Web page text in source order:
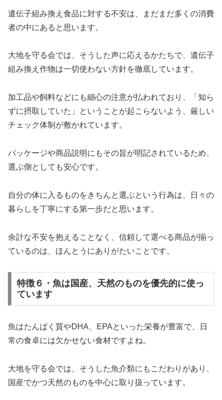
遺伝子組み換え食品に対する不安は、まだまだ多くの消費
者の中にあると思います。
大地を守る会では、そうした声に応えるかたちで、遺伝子
組み換え作物は一切使わない方針を徹底しています。
加工品や飼料などにも細心の注意が払われており、「知ら
ずに摂取していた」ということが起こらないよう、厳しい
チェック体制が敷かれています。
パッケージや商品説明にもその旨が明記されているため、
選ぶ側としても安心です。
自分の体に入るものをきちんと選ぶという行為は、日々の
暮らしを丁寧にする第一歩だと思います。
余計な不安を抱えることなく、信頼して選べる商品が揃っ
ているのは、ほんとうにありがたいことです。
特徴６・魚は国産、天然のものを優先的に使っ
ています
魚はたんぱく質やDHA、EPAといった栄養が豊富で、日
常の食卓には欠かせない食材ですよね。
大地を守る会では、そうした魚介類にもこだわりがあり、
国産でかつ天然のものを中心に取り扱っています。